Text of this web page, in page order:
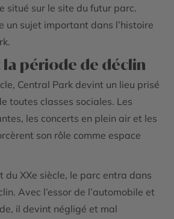
situé sur le site du futur parc.
un sujet important dans l’histoire
la période de déclin
Central Park devint un lieu prisé
toutes classes sociales. Les
les concerts en plein air et les
son rôle comme espace
du XXe siècle, le parc entra dans
Avec l’essor de l’automobile et
il devint négligé et mal